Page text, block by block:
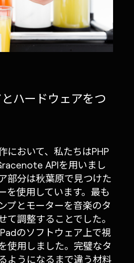
ハードウェアをつ
において、私たちはPHP
APIを用いまし
部分は秋葉原で見つけた
を使用しています。最も
プとモーターを音楽のタ
て調整することでした。
のソフトウェア上で視
使用しました。完璧なタ
ようになるまで違う材料